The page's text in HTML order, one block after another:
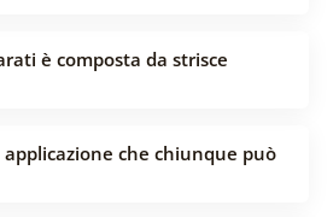
è composta da strisce
applicazione che chiunque può